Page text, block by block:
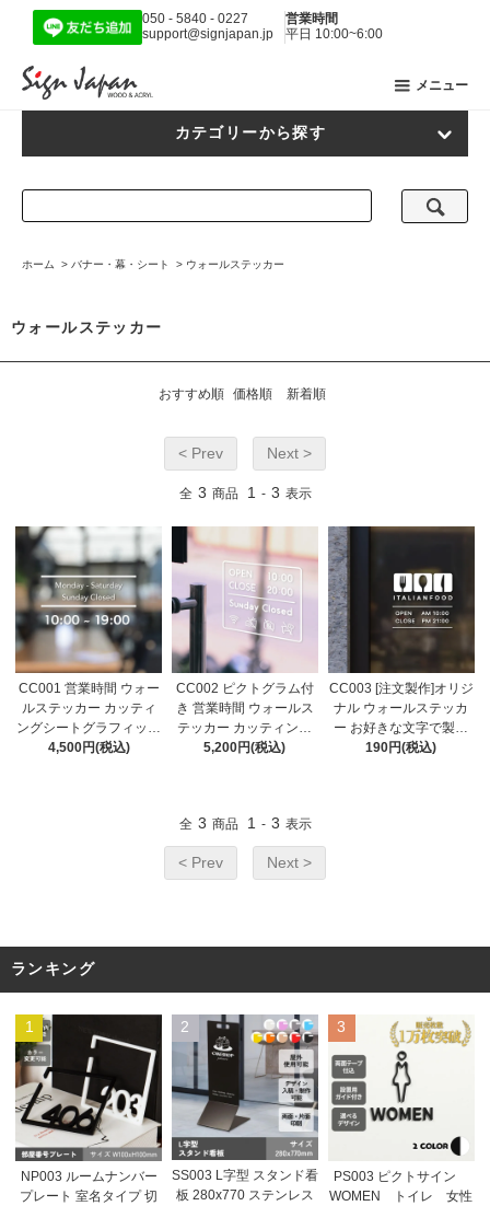
050 - 5840 - 0227
support@signjapan.jp
営業時間
平日 10:00~6:00
メニュー
カテゴリーから探す
ホーム > バナー・幕・シート > ウォールステッカー
ウォールステッカー
おすすめ順 価格順 新着順
< Prev Next >
全 3 商品 1 - 3 表示
CC001 営業時間 ウォー
ルステッカー カッティ
ングシートグラフィック
シート オープン クロー
4,500円(税込)
CC002 ピクトグラム付
き 営業時間 ウォールス
テッカー カッティング
シートグラフィックシー
ル 窓ガラス 看板ステッ
カー
5,200円(税込)
CC003 [注文製作]オリジ
ナル ウォールステッカ
ー お好きな文字で製作
可能 カッティングシー
190円(税込)
全 3 商品 1 - 3 表示
< Prev Next >
ランキング
1
NP003 ルームナンバー
プレート 室名タイプ 切
2
SS003 L字型 スタンド看
板 280x770 ステンレス
3
PS003 ピクトサイン
WOMEN トイレ 女性